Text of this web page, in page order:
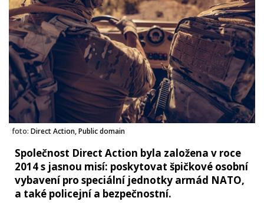
foto: Direct Action, Public domain
Společnost Direct Action byla založena v roce
2014 s jasnou misí: poskytovat špičkové osobní
vybavení pro speciální jednotky armád NATO,
a také policejní a bezpečnostní.